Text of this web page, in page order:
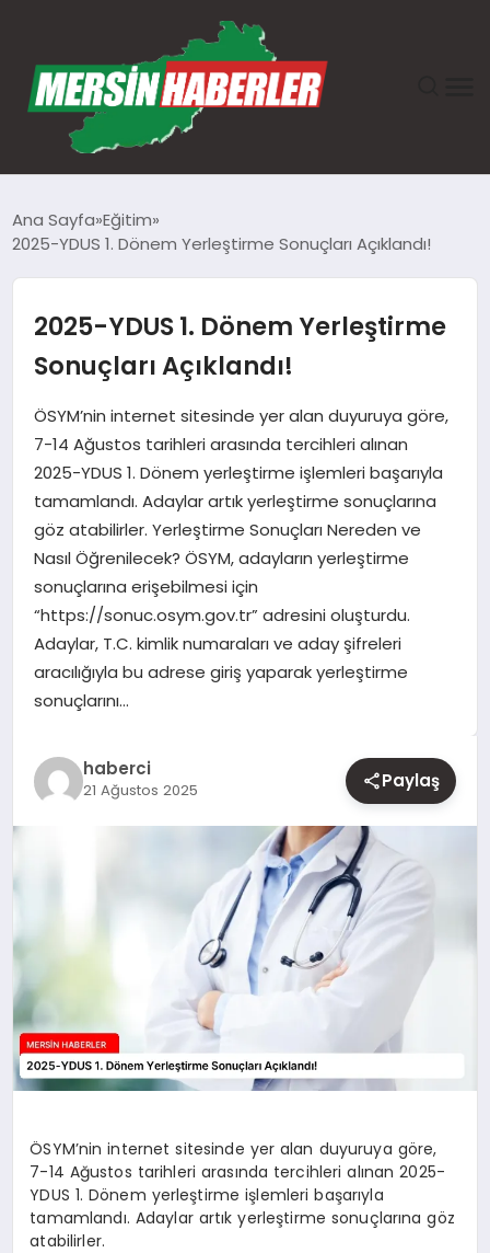
EKONOMI
SAĞLIK
YAŞAM
EĞITIM
Ana Sayfa Eğitim
2025-YDUS 1. Dönem Yerleştirme Sonuçları Açıklandı!
2025-YDUS 1. Dönem Yerleştirme
Sonuçları Açıklandı!
ÖSYM’nin internet sitesinde yer alan duyuruya göre,
7-14 Ağustos tarihleri arasında tercihleri alınan
2025-YDUS 1. Dönem yerleştirme işlemleri başarıyla
tamamlandı. Adaylar artık yerleştirme sonuçlarına
göz atabilirler. Yerleştirme Sonuçları Nereden ve
Nasıl Öğrenilecek? ÖSYM, adayların yerleştirme
sonuçlarına erişebilmesi için
“https://sonuc.osym.gov.tr” adresini oluşturdu.
Adaylar, T.C. kimlik numaraları ve aday şifreleri
aracılığıyla bu adrese giriş yaparak yerleştirme
sonuçlarını…
haberci
21 Ağustos 2025 Paylaş
ÖSYM’nin internet sitesinde yer alan duyuruya göre,
7-14 Ağustos tarihleri arasında tercihleri alınan 2025-
YDUS 1. Dönem yerleştirme işlemleri başarıyla
tamamlandı. Adaylar artık yerleştirme sonuçlarına göz
atabilirler.